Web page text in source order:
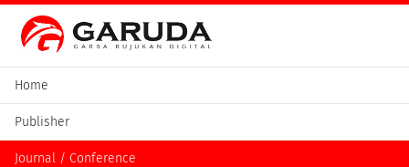
Home
Publisher
Journal / Conference